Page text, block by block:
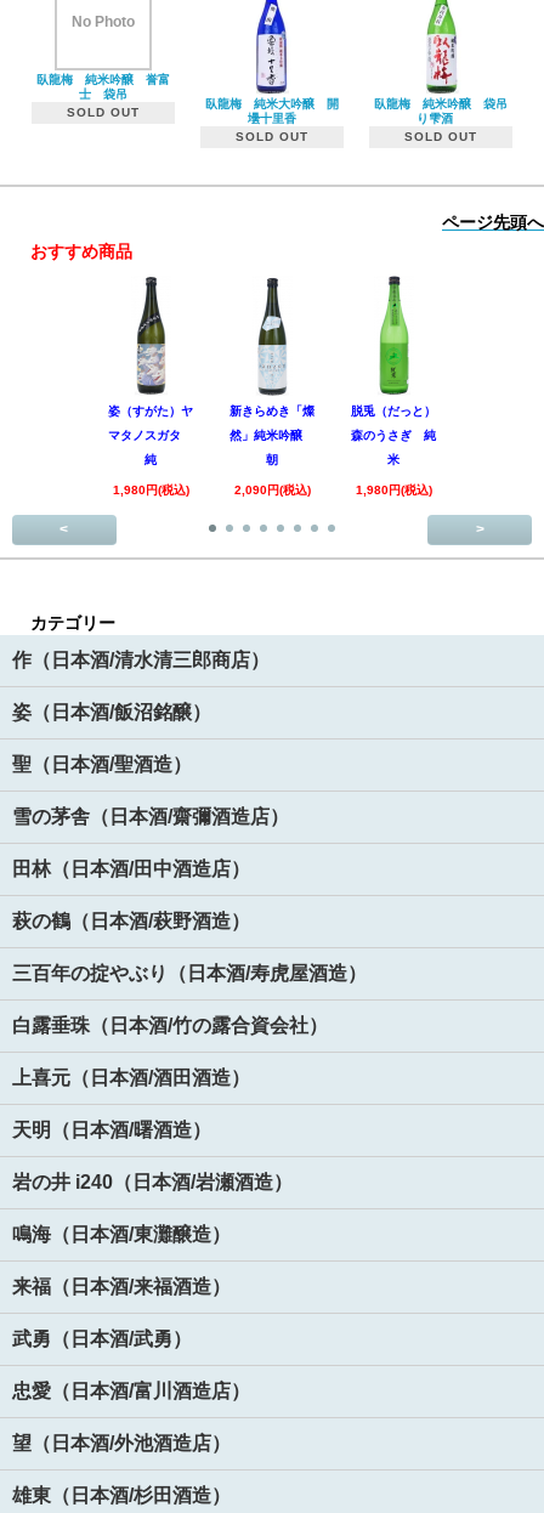
No Photo
臥龍梅 純米吟醸 誉富
士 袋吊
SOLD OUT
臥龍梅 純米大吟醸 開
壜十里香
SOLD OUT
臥龍梅 純米吟醸 袋吊
り雫酒
SOLD OUT
ページ先頭へ
おすすめ商品
姿（すがた）ヤ
マタノスガタ
純
1,980円(税込)
新きらめき「燦
然」純米吟醸
朝
2,090円(税込)
脱兎（だっと）
森のうさぎ 純
米
1,980円(税込)
< >
カテゴリー
作（日本酒/清水清三郎商店）
姿（日本酒/飯沼銘醸）
聖（日本酒/聖酒造）
雪の茅舎（日本酒/齋彌酒造店）
田林（日本酒/田中酒造店）
萩の鶴（日本酒/萩野酒造）
三百年の掟やぶり（日本酒/寿虎屋酒造）
白露垂珠（日本酒/竹の露合資会社）
上喜元（日本酒/酒田酒造）
天明（日本酒/曙酒造）
岩の井 i240（日本酒/岩瀬酒造）
鳴海（日本酒/東灘醸造）
来福（日本酒/来福酒造）
武勇（日本酒/武勇）
忠愛（日本酒/富川酒造店）
望（日本酒/外池酒造店）
雄東（日本酒/杉田酒造）